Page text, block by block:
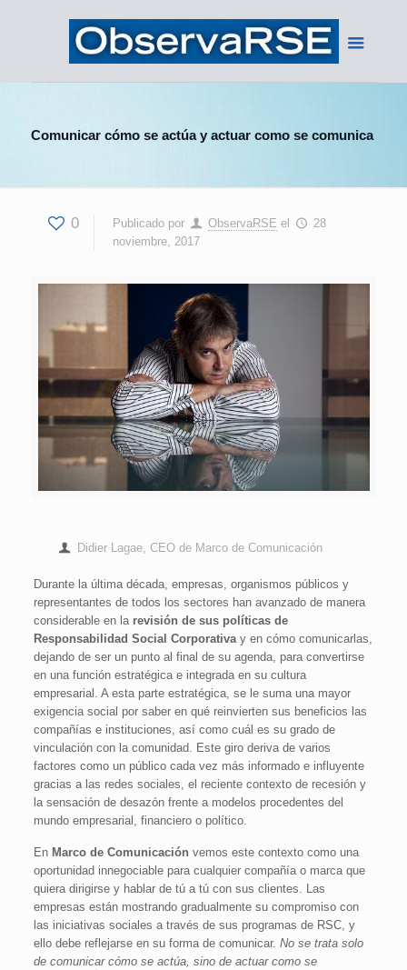
Comunicar cómo se actúa y actuar como se comunica
0 Publicado por ObservaRSE el
28
noviembre, 2017
Didier Lagae, CEO de Marco de Comunicación
Durante la última década, empresas, organismos públicos y
representantes de todos los sectores han avanzado de manera
considerable en la revisión de sus políticas de
Responsabilidad Social Corporativay en cómo comunicarlas,
dejando de ser un punto al final de su agenda, para convertirse
en una función estratégica e integrada en su cultura
empresarial. A esta parte estratégica, se le suma una mayor
exigencia social por saber en qué reinvierten sus beneficios las
compañías e instituciones, así como cuál es su grado de
vinculación con la comunidad. Este giro deriva de varios
factores como un público cada vez más informado e influyente
gracias a las redes sociales, el reciente contexto de recesión y
la sensación de desazón frente a modelos procedentes del
mundo empresarial, financiero o político.
En Marco de Comunicación vemos este contexto como una
oportunidad innegociable para cualquier compañía o marca que
quiera dirigirse y hablar de tú a tú con sus clientes. Las
empresas están mostrando gradualmente su compromiso con
las iniciativas sociales a través de sus programas de RSC, y
ello debe reflejarse en su forma de comunicar.No se trata solo
de comunicar cómo se actúa, sino de actuar como se